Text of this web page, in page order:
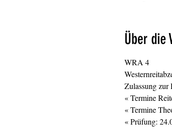
Über die
WRA 4
Zulassung zur
« Termine
« Termine
« Prüfung: